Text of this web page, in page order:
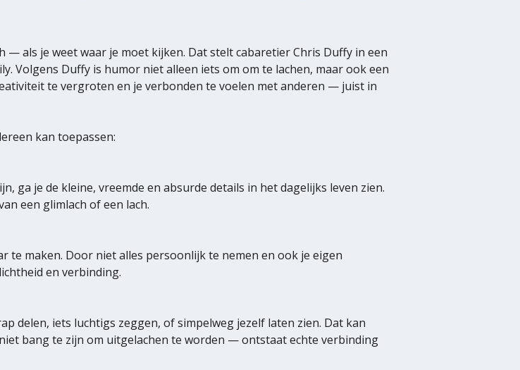
— als je weet waar je moet kijken. Dat stelt cabaretier Chris Duffy in een
Volgens Duffy is humor niet alleen iets om om te lachen, maar ook een
te vergroten en je verbonden te voelen met anderen — juist in
kan toepassen:
ga je de kleine, vreemde en absurde details in het dagelijks leven zien.
een glimlach of een lach.
maken. Door niet alles persoonlijk te nemen en ook je eigen
en verbinding.
delen, iets luchtigs zeggen, of simpelweg jezelf laten zien. Dat kan
bang te zijn om uitgelachen te worden — ontstaat echte verbinding